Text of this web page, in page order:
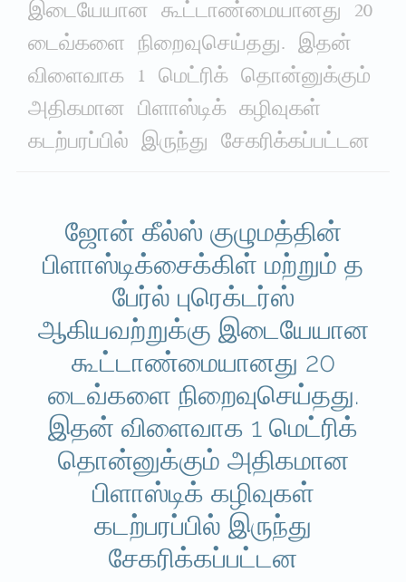
இடையேயான கூட்டாண்மையானது 20
டைவ்களை நிறைவுசெய்தது. இதன்
விளைவாக 1 மெட்ரிக் தொன்னுக்கும்
அதிகமான பிளாஸ்டிக் கழிவுகள்
கடற்பரப்பில் இருந்து சேகரிக்கப்பட்டன
ஜோன் கீல்ஸ் குழுமத்தின்
பிளாஸ்டிக்சைக்கிள் மற்றும் த
பேர்ல் புரெக்டர்ஸ்
ஆகியவற்றுக்கு இடையேயான
கூட்டாண்மையானது 20
டைவ்களை நிறைவுசெய்தது.
இதன் விளைவாக 1 மெட்ரிக்
தொன்னுக்கும் அதிகமான
பிளாஸ்டிக் கழிவுகள்
கடற்பரப்பில் இருந்து
சேகரிக்கப்பட்டன